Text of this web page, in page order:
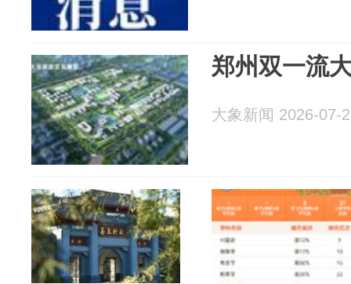
郑州双一流
大象新闻 2026-07-